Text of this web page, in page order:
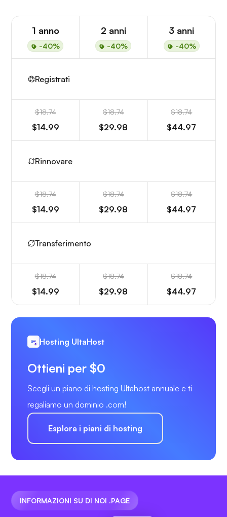
1 anno
-40%
2 anni
-40%
3 anni
-40%
Registrati
$18.74
$14.99
$18.74
$29.98
$18.74
$44.97
Rinnovare
$18.74
$14.99
$18.74
$29.98
$18.74
$44.97
Transferimento
$18.74
$14.99
$18.74
$29.98
$18.74
$44.97
Hosting UltaHost
Ottieni per $0
Scegli un piano di hosting Ultahost annuale e ti
regaliamo un dominio .com!
Esplora i piani di hosting
INFORMAZIONI SU DI NOI .PAGE